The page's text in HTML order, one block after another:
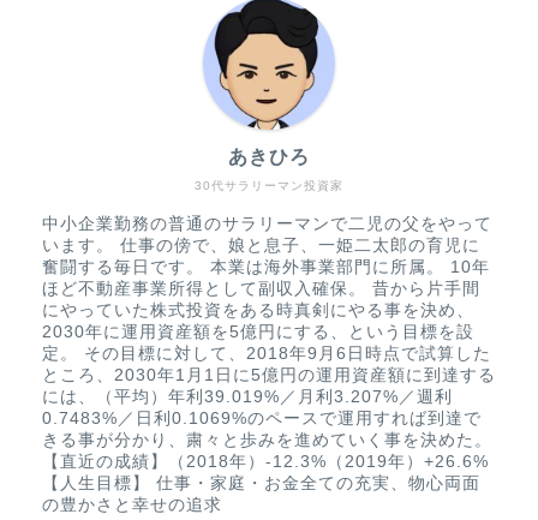
30代サラリーマン投資家
あきひろ
中小企業勤務の普通のサラリーマンで二児の父をやって
います。 仕事の傍で、娘と息子、一姫二太郎の育児に
奮闘する毎日です。 本業は海外事業部門に所属。 10年
ほど不動産事業所得として副収入確保。 昔から片手間
にやっていた株式投資をある時真剣にやる事を決め、
2030年に運用資産額を5億円にする、という目標を設
定。 その目標に対して、2018年9月6日時点で試算した
ところ、2030年1月1日に5億円の運用資産額に到達する
には、（平均）年利39.019%／月利3.207%／週利
0.7483%／日利0.1069%のペースで運用すれば到達で
きる事が分かり、粛々と歩みを進めていく事を決めた。
【直近の成績】（2018年）-12.3%（2019年）+26.6%
【人生目標】 仕事・家庭・お金全ての充実、物心両面
の豊かさと幸せの追求